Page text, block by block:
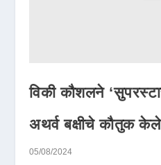
विकी कौशलने
अथर्व बक्षीचे कौतुक केले
05/08/2024